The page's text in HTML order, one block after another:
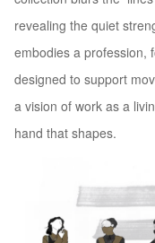
revealing the quiet
embodies a profession,
designed to support
a vision of work as a
hand that shapes.